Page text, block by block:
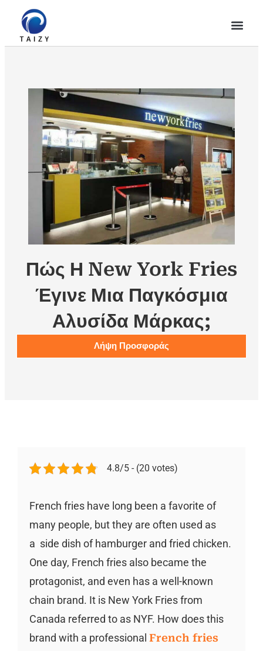
Πώς Η New York Fries
Έγινε Μια Παγκόσμια
Αλυσίδα Μάρκας;
Λήψη Προσφοράς
4.8/5 - (20 votes)
French fries have long been a favorite of
many people, but they are often used as
a side dish of hamburger and fried chicken.
One day, French fries also became the
protagonist, and even has a well-known
chain brand. It is New York Fries from
Canada referred to as NYF. How does this
brand with a professional French fries